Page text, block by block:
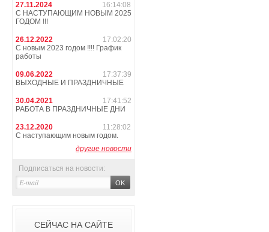
27.11.2024
16:14:08
С НАСТУПАЮЩИМ НОВЫМ 2025
ГОДОМ !!!
26.12.2022
17:02:20
С новым 2023 годом !!!! График
работы
09.06.2022
17:37:39
ВЫХОДНЫЕ И ПРАЗДНИЧНЫЕ
30.04.2021
17:41:52
РАБОТА В ПРАЗДНИЧНЫЕ ДНИ
23.12.2020
11:28:02
С наступающим новым годом.
другие новости
Подписаться на новости:
СЕЙЧАС НА САЙТЕ